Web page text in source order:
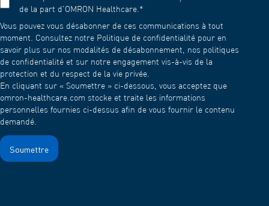
de la part d'OMRON Healthcare. *
Vous pouvez vous désabonner de ces communications à tout
moment. Consultez notre Politique de confidentialité pour en
savoir plus sur nos modalités de désabonnement, nos politiques
de confidentialité et sur notre engagement vis-à-vis de la
protection et du respect de la vie privée.
En cliquant sur « Soumettre » ci-dessous, vous acceptez que
omron-healthcare.com stocke et traite les informations
personnelles fournies ci-dessus afin de vous fournir le contenu
demandé.